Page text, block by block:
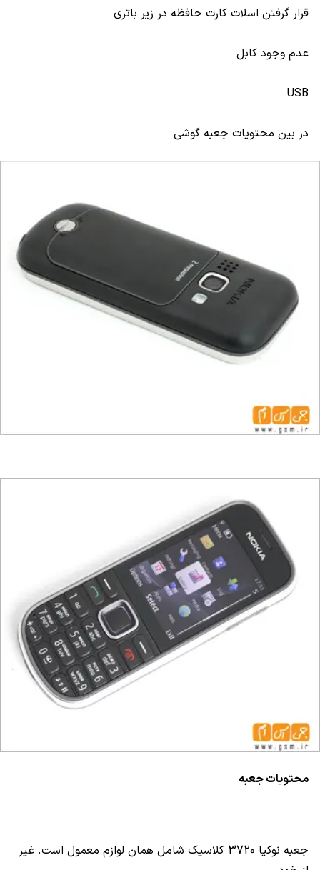
قرار گرفتن اسلات کارت حافظه در زیر باتری
عدم وجود کابل
USB
در بین محتویات جعبه گوشی
محتویات جعبه
جعبه نوکیا 3720 کلاسیک شامل همان لوازم معمول است. غیر